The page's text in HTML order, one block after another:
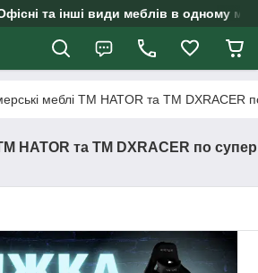
та інші види меблів в одному
меблі TM HATOR та TM DXRACER
HATOR та TM DXRACER по супер